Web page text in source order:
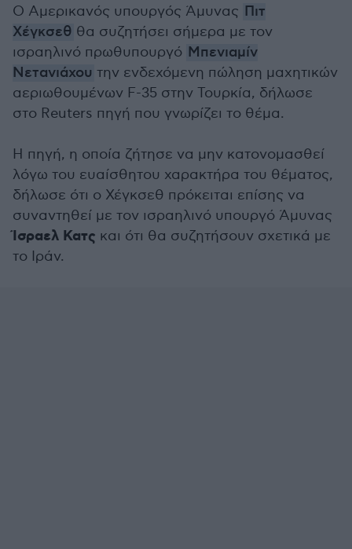
Ο Αμερικανός υπουργός Άμυνας Πιτ
Χέγκσεθ θα συζητήσει σήμερα με τον
ισραηλινό πρωθυπουργό Μπενιαμίν
Νετανιάχου την ενδεχόμενη πώληση μαχητικών
αεριωθουμένων F-35 στην Τουρκία, δήλωσε
στο Reuters πηγή που γνωρίζει το θέμα.
Η πηγή, η οποία ζήτησε να μην κατονομασθεί
λόγω του ευαίσθητου χαρακτήρα του θέματος,
δήλωσε ότι ο Χέγκσεθ πρόκειται επίσης να
συναντηθεί με τον ισραηλινό υπουργό Άμυνας
Ίσραελ Κατς και ότι θα συζητήσουν σχετικά με
το Ιράν.